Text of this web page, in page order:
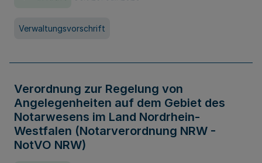
Verwaltungsvorschrift
Verordnung zur Regelung von
Angelegenheiten auf dem Gebiet des
Notarwesens im Land Nordrhein-
Westfalen (Notarverordnung NRW -
NotVO NRW)